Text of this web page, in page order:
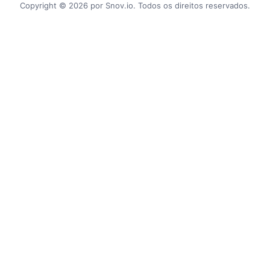
Copyright © 2026 por Snov.io. Todos os direitos reservados.